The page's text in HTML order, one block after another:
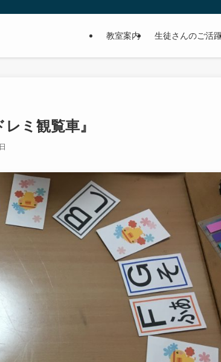
教室案内 生徒さんのご活
ミ観覧車』